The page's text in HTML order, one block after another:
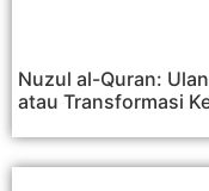
Nuzul al-Quran:
atau Transformasi